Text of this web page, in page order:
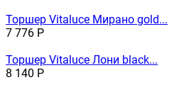
Торшер Vitaluce Мирано gold...
7 776 Р
Торшер Vitaluce Лони black...
8 140 Р